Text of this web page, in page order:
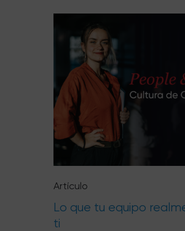
Artículo
Lo que tu equipo
ti